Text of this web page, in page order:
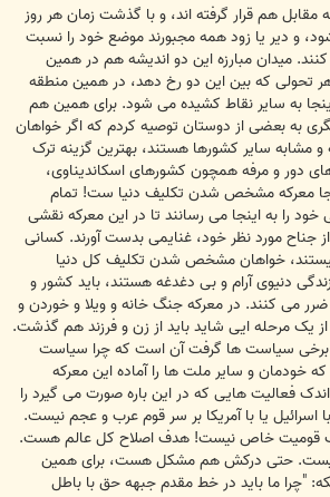
هم قرار گرفته اند، و با گذشت زمان هر روز
و دیر یا زود همه مجبورند موضع خود را نسبت
میدان مبارزه این دو اندیشه هم در همین
تحولی که بین این دو رخ دهد، در همین منطقه
به سایر نقاط کشیده می شود. برای همین هم
به بعضی از دوستان توصیه کردم که اگر خواهان
مشابه سایر کشورها هستند، بهترین گزینه ترک
دور و مرفه همچون کشورهای اسکاندیناوی،
معرکه مشخص شدن تکلیف دنیا ست! تمام
خود را به اینجا می رسانند تا در این معرکه نقشی
جناح مورد نظر خود، غنایمی بدست آورند. کسانی
خواهان مشخص شدن تکلیف کل دنیا
دنیوی آرام و بی دغدغه هستند، باید کشور و
ضرر می کنند. در معرکه جنگ خانه و ویلا و خوردن و
یک مرحله ایی شاید باید از زن و فرزند هم گذشت.
برخی سیاست ها گرفت آن است که چرا سیاست
خودمان و سایر ملت ها را آماده این معرکه
فعالیت هایی که در این باره صورت می گیرد را
یا با آمریکا بر سر قوم عرب و عجم نیست.
قومیت خاص نیست! هدف اصلاح کل عالم هست.
حتی درکش هم مشکل هست، برای همین
"چرا ما باید در خط مقدم جبهه حق با باطل